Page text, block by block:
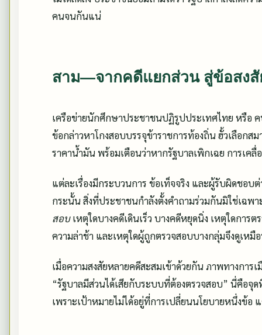
คนจนกันแน่
สาม—จากคดีแยกส่วน สู่ข้อสงสั
เครือข่ายนักศึกษาประชาชนปฏิรูปประเทศไทย หรือ
ข้อกล่าวหาโกงสอบบรรจุข้าราชการท้องถิ่น ฮั้วเลือกส
ราคาน้ำมัน พร้อมเตือนว่าหากรัฐบาลเพิกเฉย การเค
แต่ละเรื่องมีกระบวนการ ข้อเท็จจริง และผู้รับผิดชอบ
กระนั้น สิ่งที่ประชาชนกำลังตั้งคำถามร่วมกันมิใช่เฉพ
สอบเหตุใดบางคดีเดินเร็ว บางคดีหยุดนิ่ง เหตุใดการ
ความล่าช้า และเหตุใดผู้ถูกตรวจสอบบางกลุ่มจึงดูเห
เมื่อความสงสัยหลายคดีสะสมเข้าด้วยกัน ภาพทางกา
“รัฐบาลมีส่วนได้เสียกับระบบที่ต้องตรวจสอบ” นี่คือจุ
เพราะเป้าหมายไม่ได้อยู่ที่การเปลี่ยนนโยบายหนึ่งข้อ